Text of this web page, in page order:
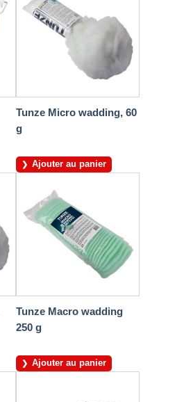
Tunze Micro wadding, 60
g
Ajouter au panier
Tunze Macro wadding
250 g
Ajouter au panier